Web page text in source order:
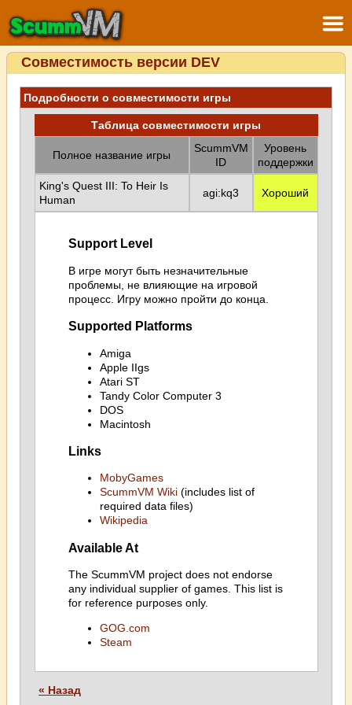
Совместимость версии DEV
Подробности о совместимости игры
Таблица совместимости игры
Полное название игры
ScummVM
ID
Уровень
поддержки
King's Quest III: To Heir Is
Human
agi:kq3 Хороший
Support Level
В игре могут быть незначительные
проблемы, не влияющие на игровой
процесс. Игру можно пройти до конца.
Supported Platforms
Amiga
Apple IIgs
Atari ST
Tandy Color Computer 3
DOS
Macintosh
Links
MobyGames
ScummVM Wiki(includes list of
required data files)
Wikipedia
Available At
The ScummVM project does not endorse
any individual supplier of games. This list is
for reference purposes only.
GOG.com
Steam
« Назад